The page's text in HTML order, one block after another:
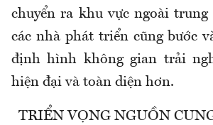
chuyển ra khu vực ngoài trung
các nhà phát triển cũng bước
định hình không gian trải
hiện đại và toàn diện hơn.
TRIỂN VỌNG NGUỒN